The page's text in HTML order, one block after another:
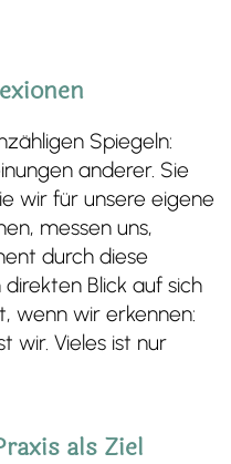
Spiegeln:
anderer. Sie
wir für unsere eigene
messen uns,
durch diese
Blick auf sich
wenn wir erkennen:
wir. Vieles ist nur
als Ziel